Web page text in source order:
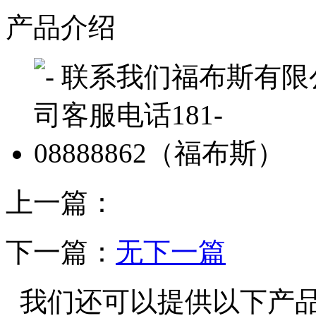
产品介绍
上一篇：
下一篇： 无下一篇
我们还可以提供以下产